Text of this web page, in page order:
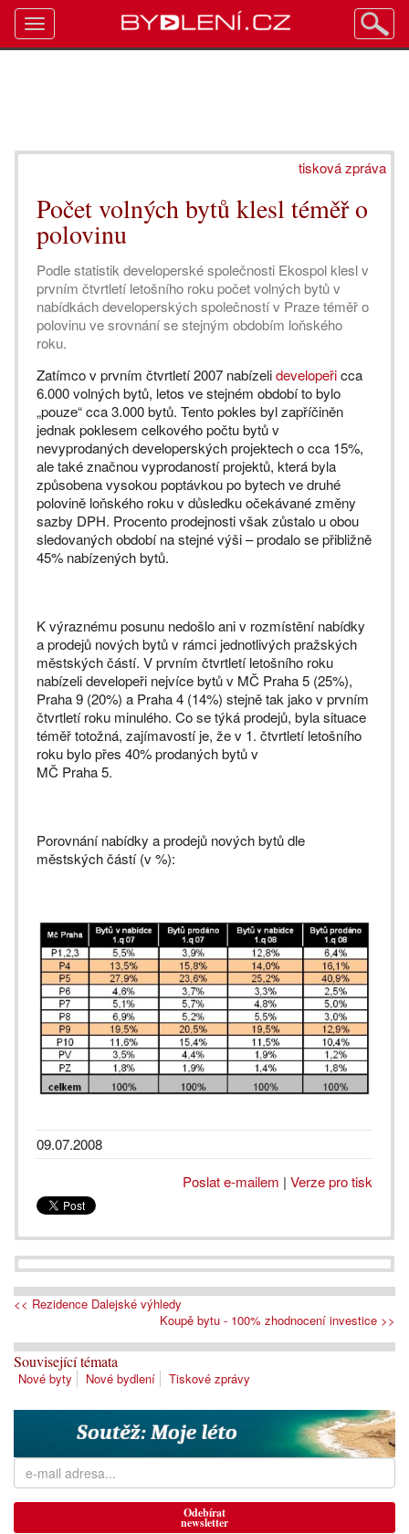
tisková zpráva
Počet volných bytů klesl téměř o
polovinu
Podle statistik developerské společnosti Ekospol klesl v
prvním čtvrtletí letošního roku počet volných bytů v
nabídkách developerských společností v Praze téměř o
polovinu ve srovnání se stejným obdobím loňského
roku.
Zatímco v prvním čtvrtletí 2007 nabízelidevelopeřicca
6.000 volných bytů, letos ve stejném období to bylo
„pouze“ cca 3.000 bytů. Tento pokles byl zapříčiněn
jednak poklesem celkového počtu bytů v
nevyprodaných developerských projektech o cca 15%,
ale také značnou vyprodaností projektů, která byla
způsobena vysokou poptávkou po bytech ve druhé
polovině loňského roku v důsledku očekávané změny
sazby DPH. Procento prodejnosti však zůstalo u obou
sledovaných období na stejné výši – prodalo se přibližně
45% nabízených bytů.
K výraznému posunu nedošlo ani v rozmístění nabídky
a prodejů nových bytů v rámci jednotlivých pražských
městských částí. V prvním čtvrtletí letošního roku
nabízeli developeři nejvíce bytů v MČ Praha 5 (25%),
Praha 9 (20%) a Praha 4 (14%) stejně tak jako v prvním
čtvrtletí roku minulého. Co se týká prodejů, byla situace
téměř totožná, zajímavostí je, že v 1. čtvrtletí letošního
roku bylo přes 40% prodaných bytů v
MČ Praha 5.
Porovnání nabídky a prodejů nových bytů dle
městských částí (v %):
09.07.2008
Poslat e-mailem | Verze pro tisk
<< Rezidence Dalejské výhledy
Koupě bytu - 100% zhodnocení investice >>
Související témata
Nové byty Nové bydlení Tiskové zprávy
Odebírat
newsletter
Toggle
navigation